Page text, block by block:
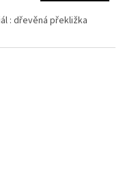
: dřevěná překližka